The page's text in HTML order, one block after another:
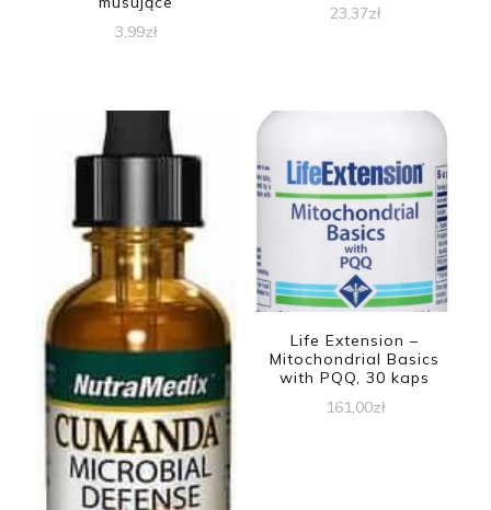
3,99zł
23,37zł
Life Extension –
Mitochondrial Basics
with PQQ, 30 kaps
161,00zł